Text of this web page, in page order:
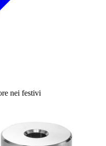
nei festivi